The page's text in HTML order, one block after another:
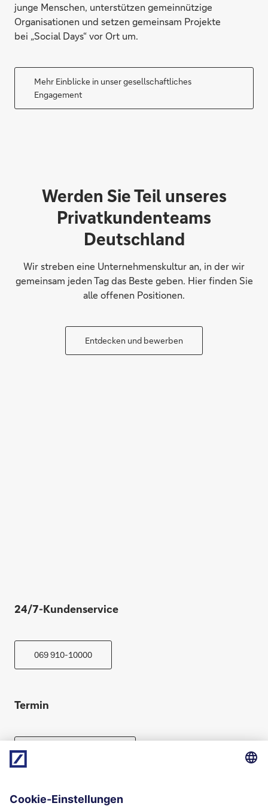
junge Menschen, unterstützen gemeinnützige
Organisationen und setzen gemeinsam Projekte
bei „Social Days“ vor Ort um.
Mehr Einblicke in unser gesellschaftliches
Engagement
Werden Sie Teil unseres
Privatkundenteams
Deutschland
Wir streben eine Unternehmenskultur an, in der wir
gemeinsam jeden Tag das Beste geben. Hier finden Sie
alle offenen Positionen.
Entdecken und bewerben
24/7-Kundenservice
069 910-10000
Termin
Folgen Sie uns